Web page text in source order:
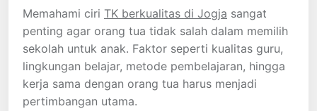
Memahami ciri TK berkualitas di Jogja sangat
penting agar orang tua tidak salah dalam memilih
sekolah untuk anak. Faktor seperti kualitas guru,
lingkungan belajar, metode pembelajaran, hingga
kerja sama dengan orang tua harus menjadi
pertimbangan utama.